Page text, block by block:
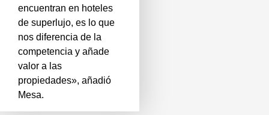
encuentran en hoteles
de superlujo, es lo que
nos diferencia de la
competencia y añade
valor a las
propiedades», añadió
Mesa.